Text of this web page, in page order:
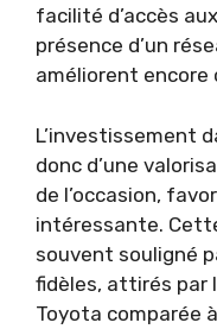
facilité d’accès
présence d’un
améliorent
L’investissement
donc d’une
de l’occasion,
intéressante.
souvent souligné
fidèles, attirés par
Toyota comparée